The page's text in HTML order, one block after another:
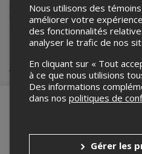
pour ses événements.
Pour plus d’information à propos
contacter l’organisateur de
david.milot@cegep-lanaudiere.qc.ca
Achat de billets
Merci de confirmer
robot
Nous utilisons des
améliorer votre
des fonctionnalités
analyser le trafic de nos
En cliquant sur « Tout
à ce que nous utilisions
Des informations
dans nos politiques de
Gérer les